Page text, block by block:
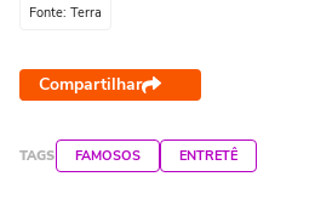
Fonte: Terra
Compartilhar
TAGS FAMOSOS ENTRETÊ